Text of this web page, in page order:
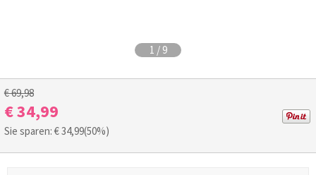
1 / 9
€ 69,98
€ 34,99
Sie sparen: €34,99(50%)